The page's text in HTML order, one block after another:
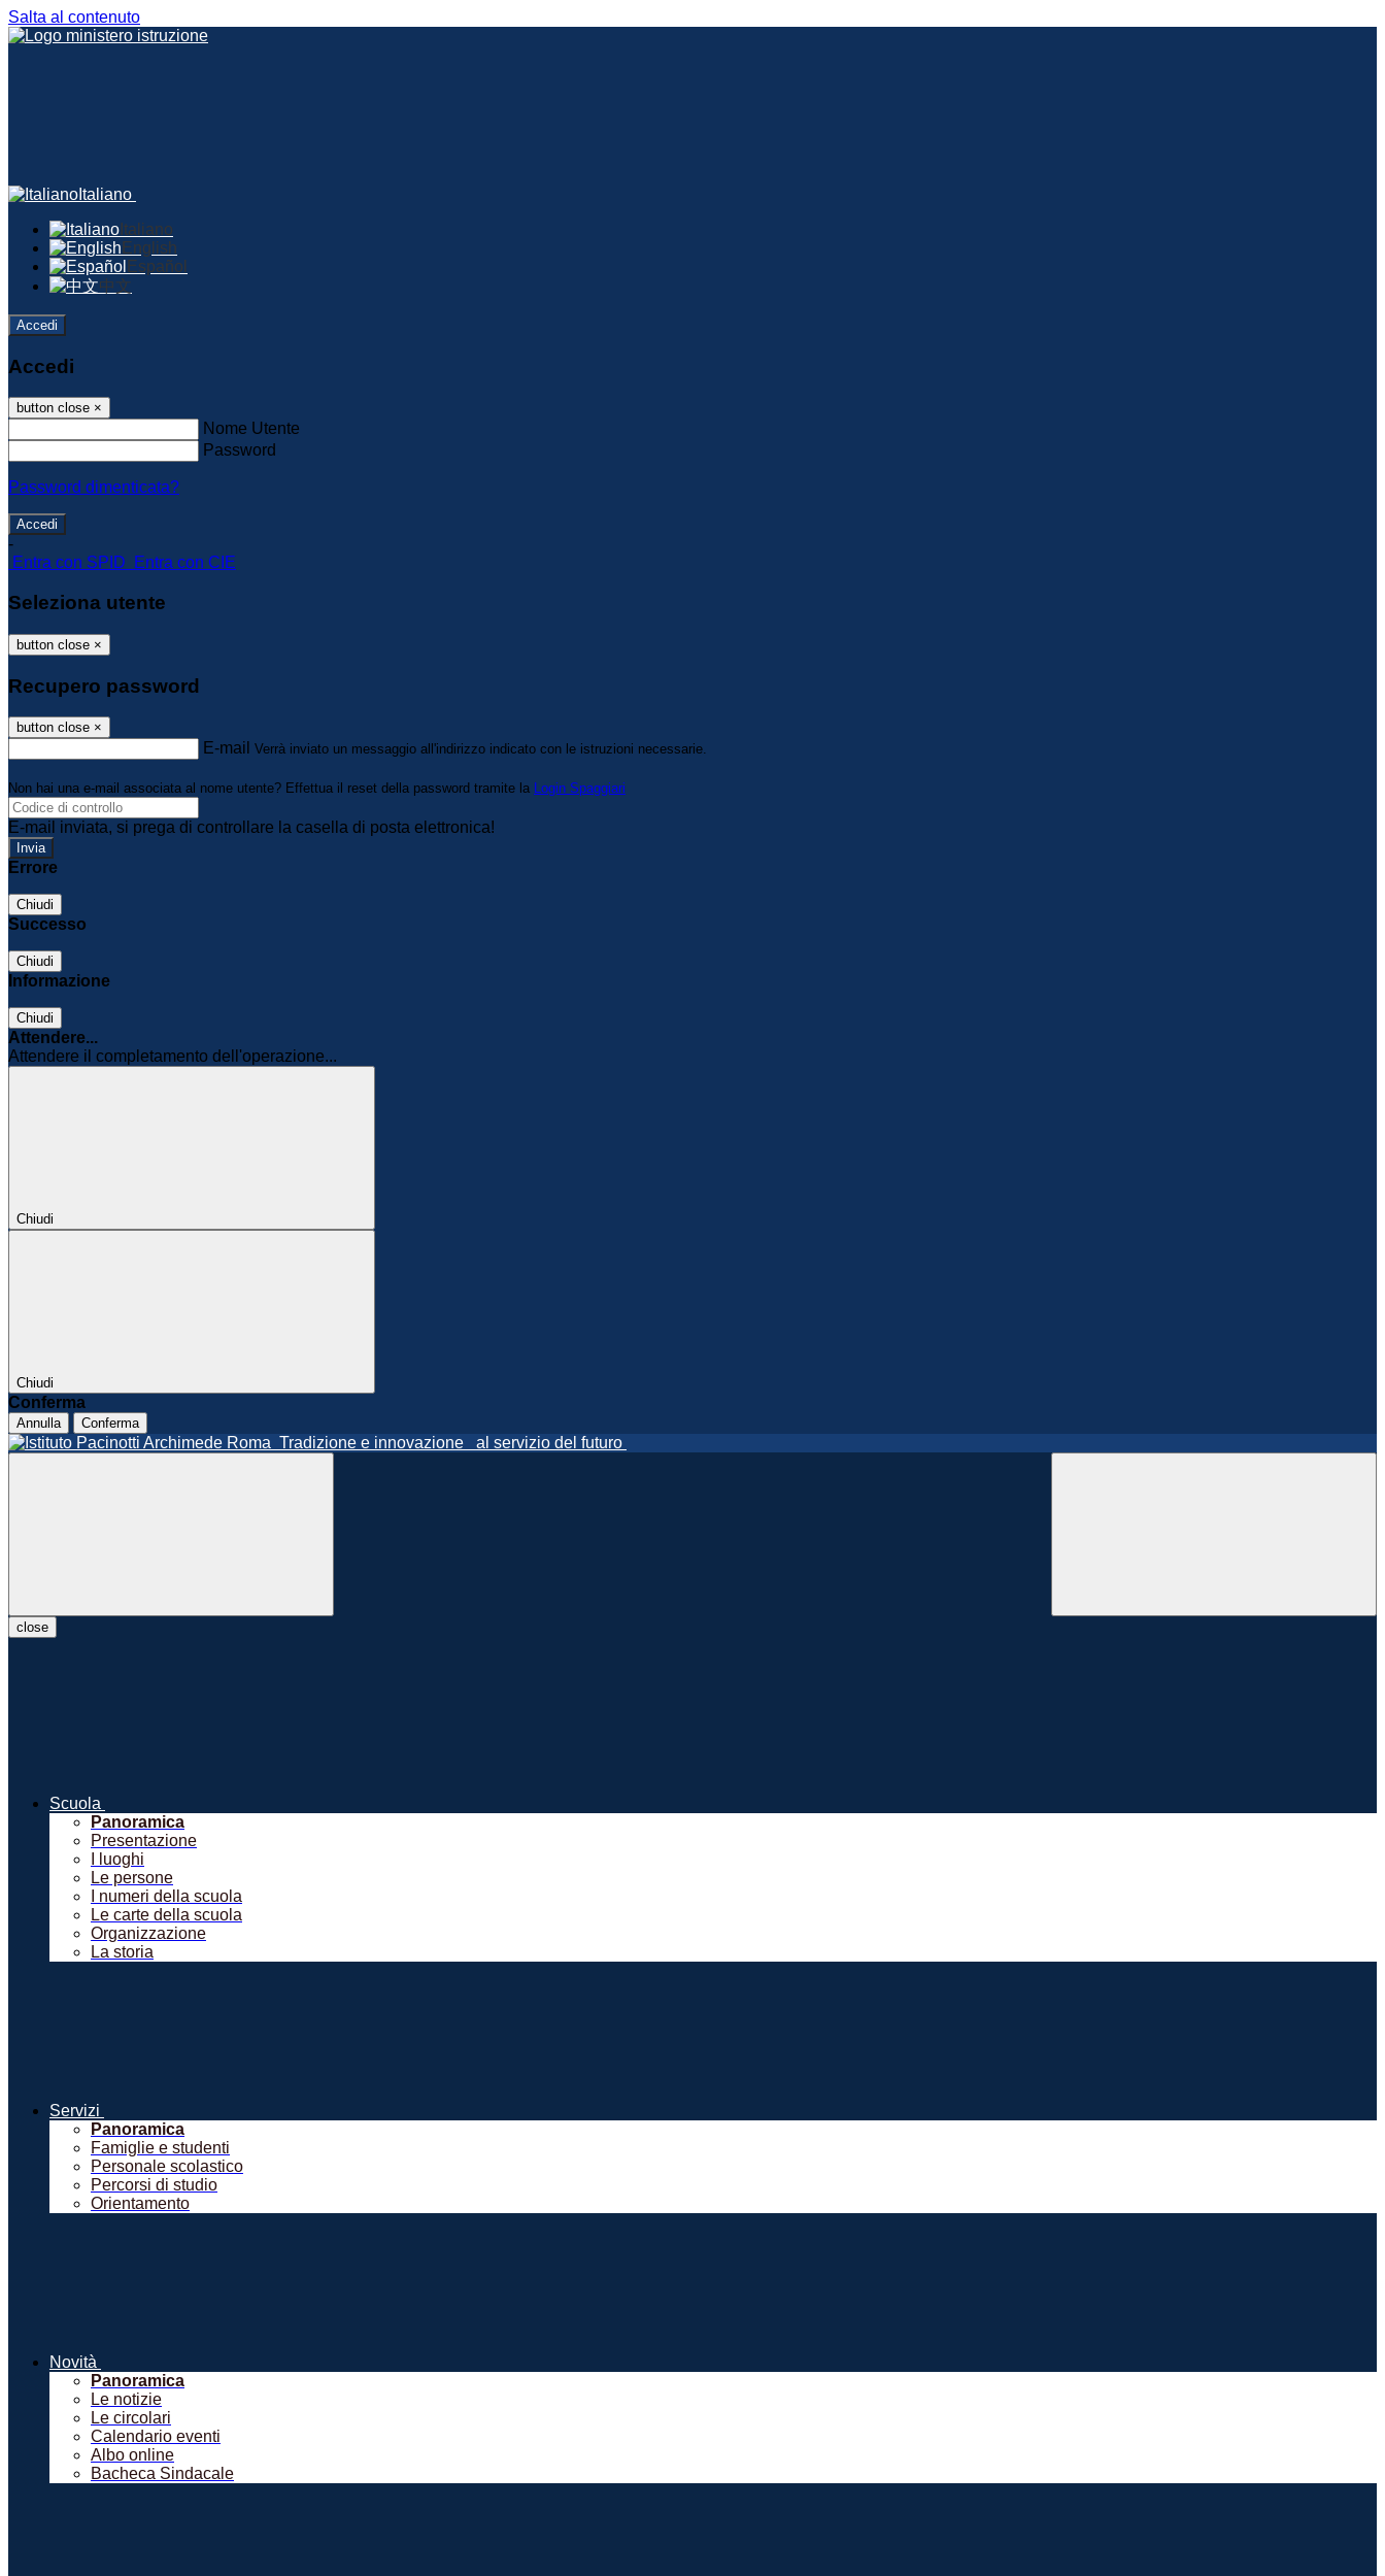
Salta al contenuto
Italiano
Italiano
English
Español
中文
Accedi
Accedi
button close ×
Nome Utente
Password
Password dimenticata?
-
Entra con SPID
Entra con CIE
Seleziona utente
button close ×
Recupero password
button close ×
E-mail Verrà inviato un messaggio all'indirizzo indicato con le istruzioni necessarie.
Non hai una e-mail associata al nome utente? Effettua il reset della password tramite la Login Spaggiari
E-mail inviata, si prega di controllare la casella di posta elettronica!
Errore
Chiudi
Successo
Chiudi
Informazione
Chiudi
Attendere...
Attendere il completamento dell'operazione...
Chiudi
Chiudi
Conferma
Annulla Conferma
Roma Tradizione e innovazione al servizio del futuro
close
Scuola
Panoramica
Presentazione
I luoghi
Le persone
I numeri della scuola
Le carte della scuola
Organizzazione
La storia
Servizi
Panoramica
Famiglie e studenti
Personale scolastico
Percorsi di studio
Orientamento
Novità
Panoramica
Le notizie
Le circolari
Calendario eventi
Albo online
Bacheca Sindacale